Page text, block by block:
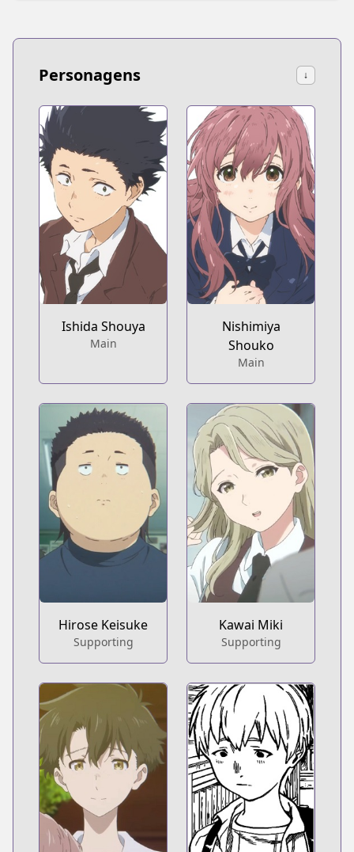
Personagens ↓
Ishida Shouya
Main
Nishimiya
Shouko
Main
Hirose Keisuke
Supporting
Kawai Miki
Supporting